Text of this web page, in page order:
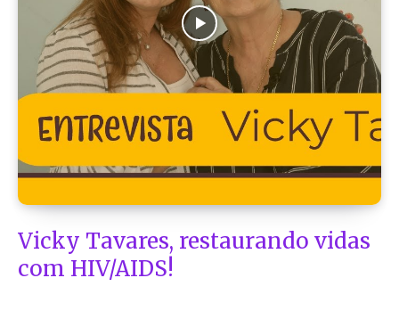
Vicky Tavares, restaurando vidas
com HIV/AIDS!